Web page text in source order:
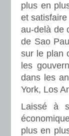
plus en
et
au-delà de
de Sao
sur le plan
les
dans les
York, Los
Laissé à
plus en